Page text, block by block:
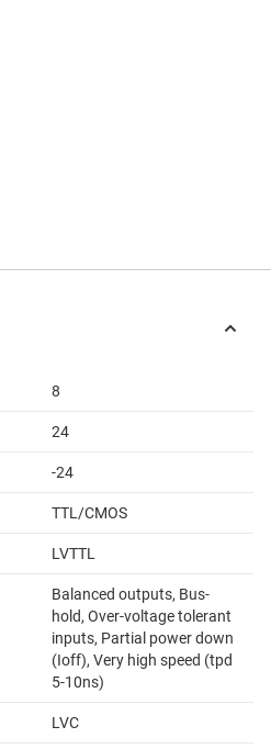
8
24
-24
TTL/CMOS
LVTTL
Balanced outputs, Bus-
hold, Over-voltage tolerant
inputs, Partial power down
(Ioff), Very high speed (tpd
5-10ns)
LVC